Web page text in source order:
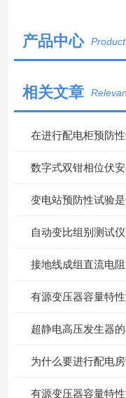
产品中心
相关文章
在进行配电柜预防
数字式双钳相位伏
自动变比组别测试
接地线成组直流电
有源变压器容量特
超静电高压发生器
为什么要进行配电
有源变压器容量特